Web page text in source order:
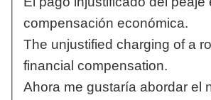
compensación económica.
The unjustified charging of a
financial compensation.
Ahora me gustaría abordar el